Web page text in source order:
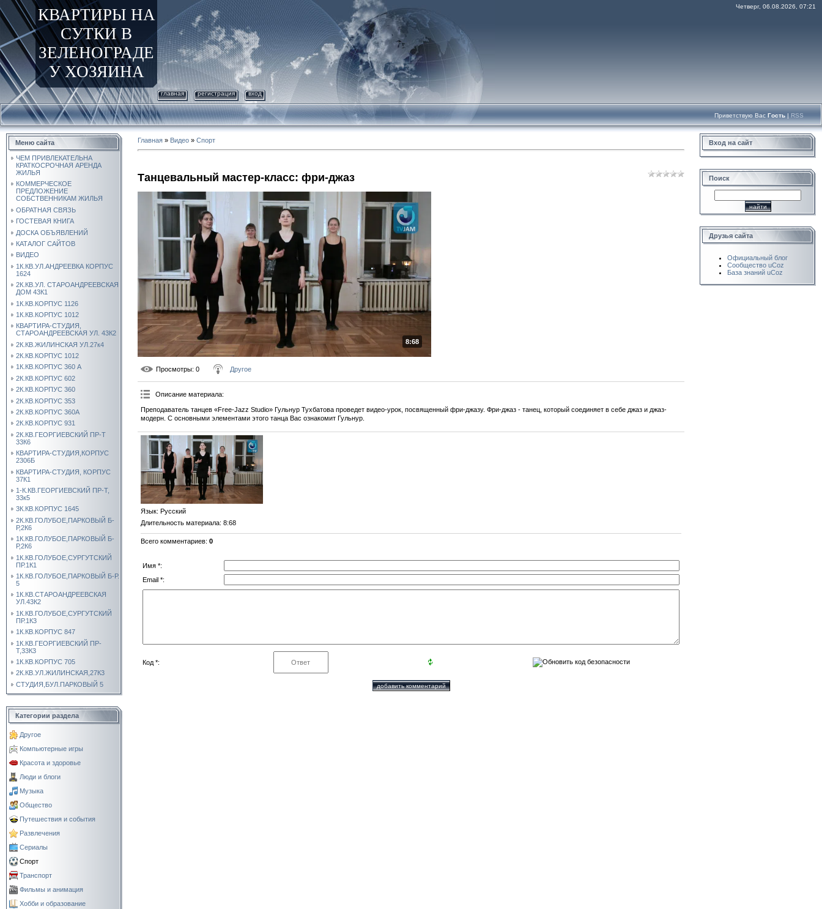
КВАРТИРЫ НА
СУТКИ В
ЗЕЛЕНОГРАДЕ
У ХОЗЯИНА
Четверг, 06.08.2026, 07:21
главная регистрация вход
Приветствую Вас Гость | RSS
Меню сайта
ЧЕМ ПРИВЛЕКАТЕЛЬНА
КРАТКОСРОЧНАЯ АРЕНДА
ЖИЛЬЯ
КОММЕРЧЕСКОЕ
ПРЕДЛОЖЕНИЕ
СОБСТВЕННИКАМ ЖИЛЬЯ
ОБРАТНАЯ СВЯЗЬ
ГОСТЕВАЯ КНИГА
ДОСКА ОБЪЯВЛЕНИЙ
КАТАЛОГ САЙТОВ
ВИДЕО
1К.КВ.УЛ.АНДРЕЕВКА КОРПУС
1624
2К.КВ.УЛ. СТАРОАНДРЕЕВСКАЯ
ДОМ 43К1
1К.КВ.КОРПУС 1126
1К.КВ.КОРПУС 1012
КВАРТИРА-СТУДИЯ,
СТАРОАНДРЕЕВСКАЯ УЛ. 43К2
2К.КВ.ЖИЛИНСКАЯ УЛ.27к4
2К.КВ.КОРПУС 1012
1К.КВ.КОРПУС 360 А
2К.КВ.КОРПУС 602
2К.КВ.КОРПУС 360
2К.КВ.КОРПУС 353
2К.КВ.КОРПУС 360А
2К.КВ.КОРПУС 931
2К.КВ.ГЕОРГИЕВСКИЙ ПР-Т
33К6
КВАРТИРА-СТУДИЯ,КОРПУС
2306Б
КВАРТИРА-СТУДИЯ, КОРПУС
37К1
1-К.КВ.ГЕОРГИЕВСКИЙ ПР-Т,
33к5
3К.КВ.КОРПУС 1645
2К.КВ.ГОЛУБОЕ,ПАРКОВЫЙ Б-
Р,2К6
1К.КВ.ГОЛУБОЕ,ПАРКОВЫЙ Б-
Р,2К6
1К.КВ.ГОЛУБОЕ,СУРГУТСКИЙ
ПР.1К1
1К.КВ.ГОЛУБОЕ,ПАРКОВЫЙ Б-Р.
5
1К.КВ.СТАРОАНДРЕЕВСКАЯ
УЛ.43К2
1К.КВ.ГОЛУБОЕ,СУРГУТСКИЙ
ПР.1К3
1К.КВ.КОРПУС 847
1К.КВ.ГЕОРГИЕВСКИЙ ПР-
Т,33К3
1К.КВ.КОРПУС 705
2К.КВ.УЛ.ЖИЛИНСКАЯ,27К3
СТУДИЯ,БУЛ.ПАРКОВЫЙ 5
Категории раздела
Другое
Компьютерные игры
Красота и здоровье
Люди и блоги
Музыка
Общество
Путешествия и события
Развлечения
Сериалы
Спорт
Транспорт
Фильмы и анимация
Хобби и образование
Главная » Видео » Спорт
Танцевальный мастер-класс: фри-джаз
8:68
Просмотры: 0 Другое
Описание материала:
Преподаватель танцев «Free-Jazz Studio» Гульнур Тухбатова проведет видео-урок, посвященный фри-джазу. Фри-джаз - танец, который соединяет в себе джаз и джаз-
модерн. С основными элементами этого танца Вас ознакомит Гульнур.
Язык: Русский
Длительность материала: 8:68
Всего комментариев: 0
Имя *:
Email *:
Код *:
Вход на сайт
Поиск
Друзья сайта
Официальный блог
Сообщество uCoz
База знаний uCoz